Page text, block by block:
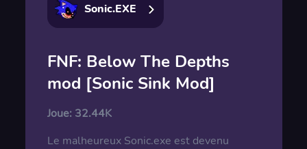
Sonic.EXE
FNF: Below The Depths
mod [Sonic Sink Mod]
Joue: 32.44K
Le malheureux Sonic.exe est devenu